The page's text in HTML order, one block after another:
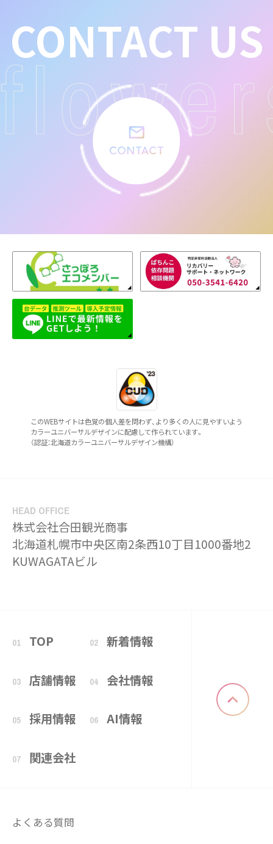
CONTACT US
このWEBサイトは色覚の個人差を問わず、より多くの人に見やすいよう
カラーユニバーサルデザインに配慮して作られています。
（認証：北海道カラーユニバーサルデザイン機構）
HEAD OFFICE
株式会社合田観光商事
北海道札幌市中央区南2条西10丁目1000番地2
KUWAGATAビル
01 TOP 02 新着情報
03 店舗情報 04 会社情報
05 採用情報 06 AI情報
07 関連会社
よくある質問